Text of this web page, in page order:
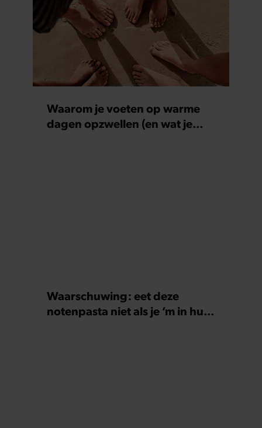
Waarom je voeten op warme
dagen opzwellen (en wat je
Waarschuwing: eet deze
notenpasta niet als je ‘m in huis